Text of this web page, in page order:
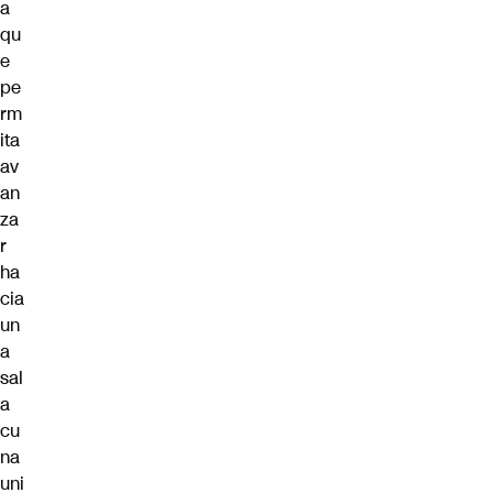
a
qu
e
pe
rm
ita
av
an
za
r
ha
cia
un
a
sal
a
cu
na
uni